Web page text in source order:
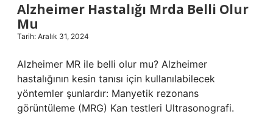
Alzheimer Hastalığı Mrda Belli Olur
Mu
Tarih: Aralık 31, 2024
Alzheimer MR ile belli olur mu? Alzheimer
hastalığının kesin tanısı için kullanılabilecek
yöntemler şunlardır: Manyetik rezonans
görüntüleme (MRG) Kan testleri Ultrasonografi.